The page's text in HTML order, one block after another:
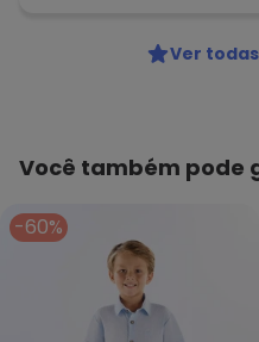
Ver
Você também pode
-60%